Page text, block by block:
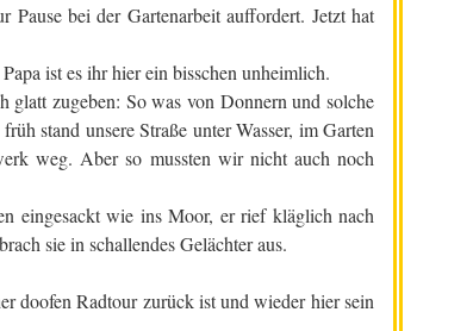
Pause bei der Gartenarbeit auffordert. Jetzt hat
ist es ihr hier ein bisschen unheimlich.
glatt zugeben: So was von Donnern und solche
stand unsere Straße unter Wasser, im Garten
weg. Aber so mussten wir nicht auch noch
eingesackt wie ins Moor, er rief kläglich nach
sie in schallendes Gelächter aus.
doofen Radtour zurück ist und wieder hier sein